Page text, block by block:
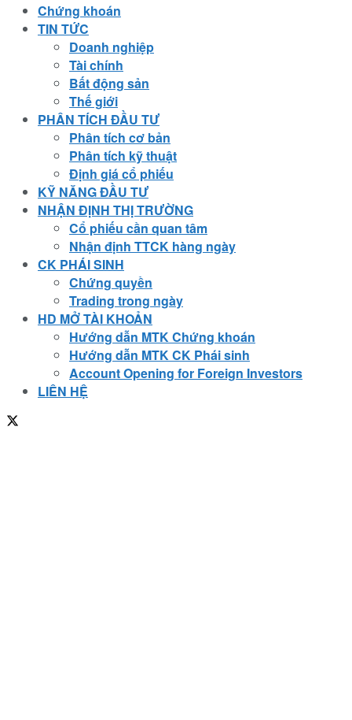
Chứng khoán
TIN TỨC
Doanh nghiệp
Tài chính
Bất động sản
Thế giới
PHÂN TÍCH ĐẦU TƯ
Phân tích cơ bản
Phân tích kỹ thuật
Định giá cổ phiếu
KỸ NĂNG ĐẦU TƯ
NHẬN ĐỊNH THỊ TRƯỜNG
Cổ phiếu cần quan tâm
Nhận định TTCK hàng ngày
CK PHÁI SINH
Chứng quyền
Trading trong ngày
HD MỞ TÀI KHOẢN
Hướng dẫn MTK Chứng khoán
Hướng dẫn MTK CK Phái sinh
Account Opening for Foreign Investors
LIÊN HỆ